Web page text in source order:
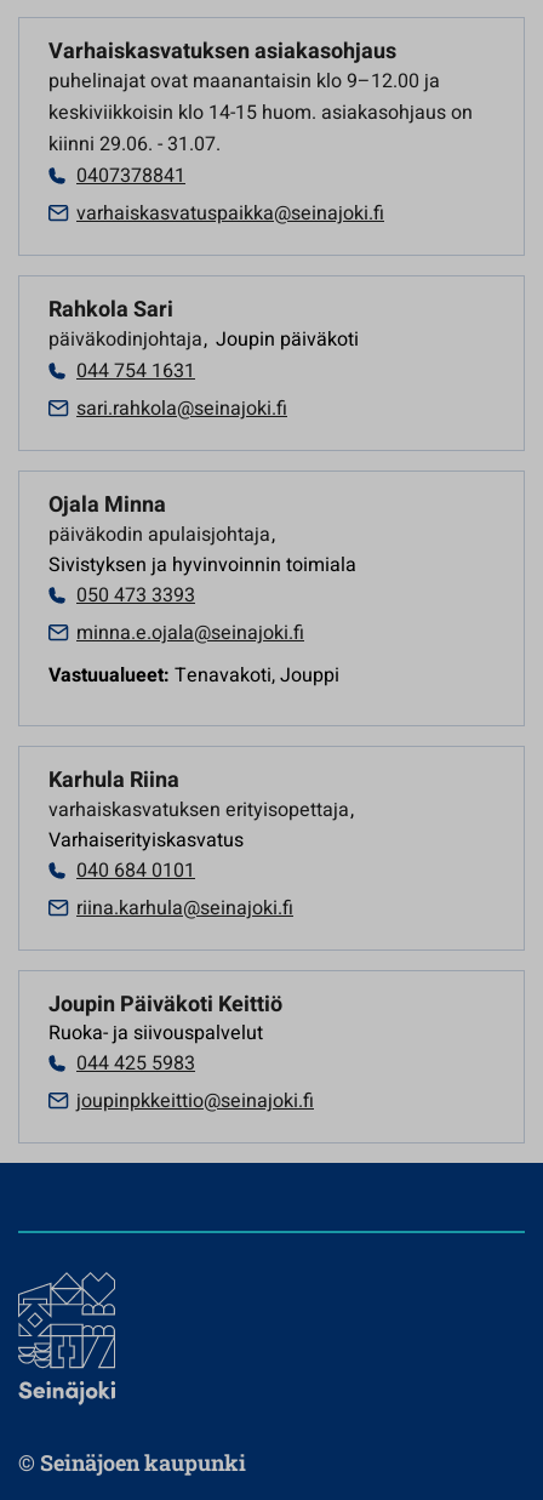
Varhaiskasvatuksen asiakasohjaus
puhelinajat ovat maanantaisin klo 9–12.00 ja
keskiviikkoisin klo 14-15 huom. asiakasohjaus on
kiinni 29.06. - 31.07.
0407378841
varhaiskasvatuspaikka@seinajoki.fi
Rahkola Sari
päiväkodinjohtaja, Joupin päiväkoti
044 754 1631
sari.rahkola@seinajoki.fi
Ojala Minna
päiväkodin apulaisjohtaja,
Sivistyksen ja hyvinvoinnin toimiala
050 473 3393
minna.e.ojala@seinajoki.fi
Vastuualueet: Tenavakoti, Jouppi
Karhula Riina
varhaiskasvatuksen erityisopettaja,
Varhaiserityiskasvatus
040 684 0101
riina.karhula@seinajoki.fi
Joupin Päiväkoti Keittiö
Ruoka- ja siivouspalvelut
044 425 5983
joupinpkkeittio@seinajoki.fi
© Seinäjoen kaupunki